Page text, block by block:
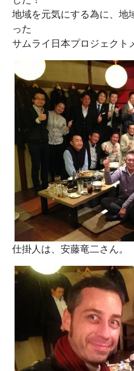
地域を元気にする為に、地
った
サムライ日本プロジェクト
仕掛人は、安藤竜二さん。